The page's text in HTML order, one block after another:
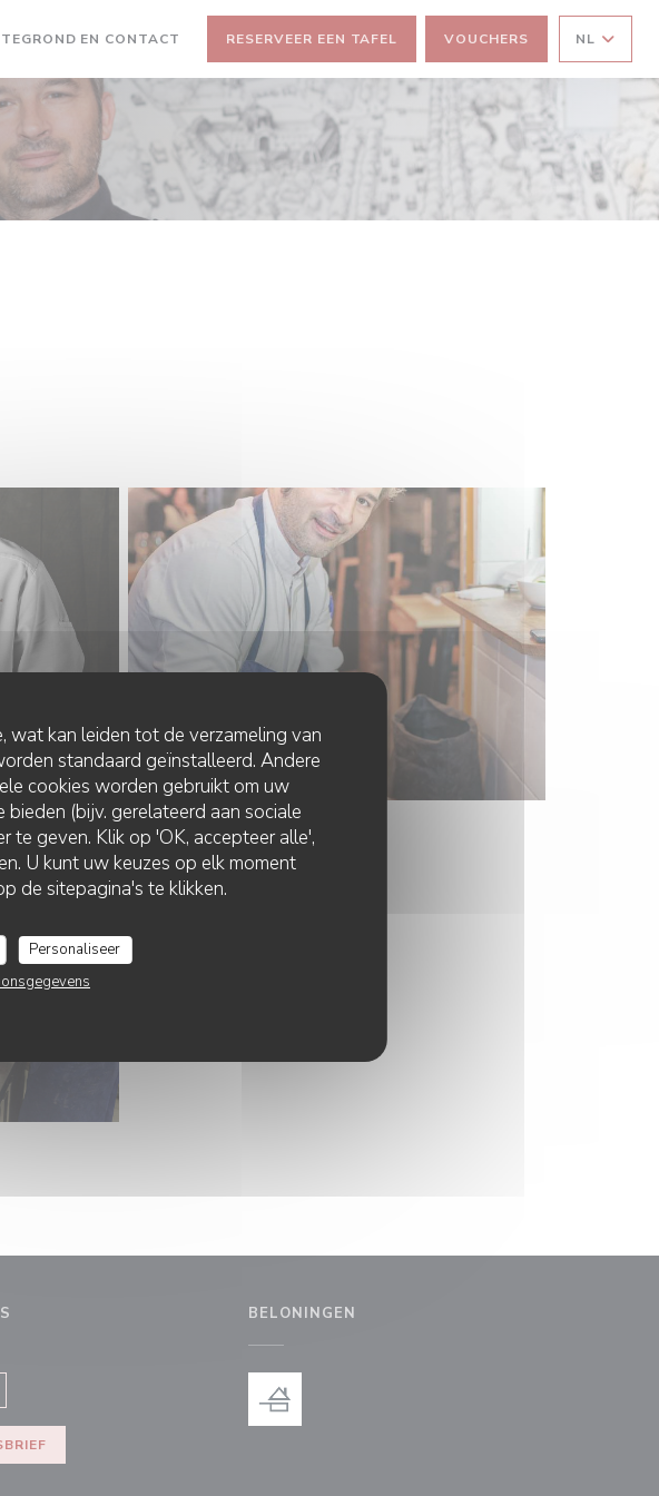
wat kan leiden tot de verzameling van
standaard geïnstalleerd. Andere
cookies worden gebruikt om uw
(bijv. gerelateerd aan sociale
geven. Klik op 'OK, accepteer alle',
U kunt uw keuzes op elk moment
de sitepagina's te klikken.
Personaliseer
EN CONTACT RESERVEER EEN TAFEL VOUCHERS NL
((opent in een nieuw venster))
((opent in een nieuw venster))
BELONINGEN